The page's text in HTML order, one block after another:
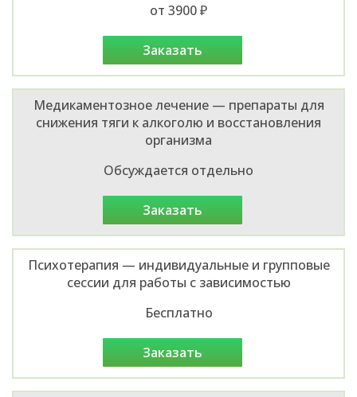
от 3900 ₽
заказать
Медикаментозное лечение — препараты для
снижения тяги к алкоголю и восстановления
организма
Обсуждается отдельно
заказать
Психотерапия — индивидуальные и групповые
сессии для работы с зависимостью
Бесплатно
заказать